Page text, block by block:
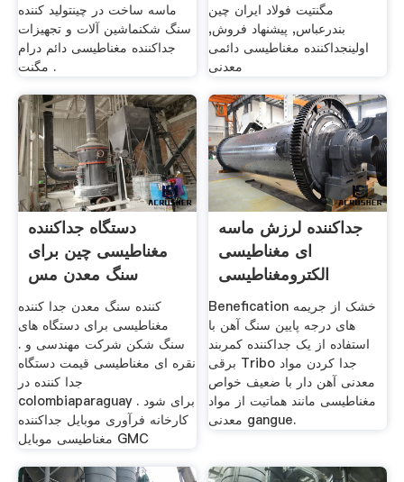
ماسه ساخت در چینتولید کننده
سنگ شکنماشین آلات و تجهیزات
جداکننده مغناطیسی دائم درام
مگنت .
مگنتیت فولاد ایران چین
بندرعباس, پیشنهاد فروش,
اولينجداکننده مغناطیسی دائمی
معدنی
دستگاه جداکننده
مغناطیسی چین برای
سنگ معدن مس
کننده سنگ معدن جدا کننده
مغناطیسی برای دستگاه های
سنگ شکن شرکت مهندسی و .
نقره ای مغناطیسی قیمت دستگاه
جدا کننده در
colombiaparaguay برای شود .
کارخانه فرآوری موبایل جداکننده
مغناطیسی موبایل GMC
جداکننده لرزش ماسه
ای مغناطیسی
الکترومغناطیسی
Benefication خشک از جریمه
های درجه پایین سنگ آهن با
استفاده از یک جداکننده کمربند
برقی Tribo جدا کردن مواد
معدنی آهن دار با ضعیف خواص
مغناطیسی مانند هماتیت از مواد
معدنی gangue.